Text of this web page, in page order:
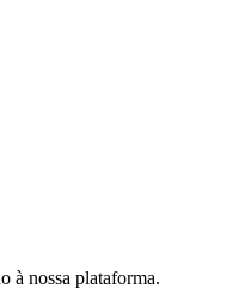
à nossa plataforma.